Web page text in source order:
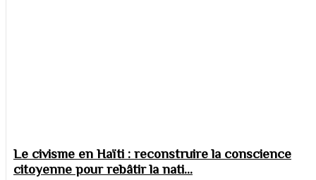
Le civisme en Haïti : reconstruire la conscience
citoyenne pour rebâtir la nati...